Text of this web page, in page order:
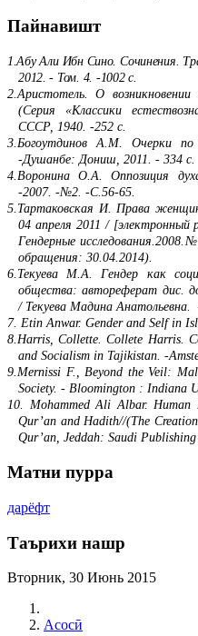
Пайнавишт
1.Абу Али Ибн Сино. Сочинения.
2012. - Том. 4. -1002 с.
2.Аристотель. О
(Серия «Классики
СССР, 1940. -252 с.
3.Богоутдинов А.М. Очерки по
-Душанбе: Дониш, 2011. - 334 с.
4.Воронина О.А. Оппозиция
-2007. -№2. -С.56-65.
5. Тартаковская И. Права
04 апреля 2011 / [электронный
Гендерные
обращения: 30.04.2014).
6. Текуева М.А. Гендер как
общества: автореферат дис.
/ Текуева Мадина
7. Etin Anwar. Gender and Self in
8.Harris, Collette. Collete Harris.
and Socialism in Tajikistan. -
9.Mernissi F., Beyond the Veil:
Society. - Bloomington : Indiana
10. Mohammed Ali Albar. Human
Qur’an and Hadith//(The
Qur’an, Jeddah: Saudi
Матни пурра
дарёфт
Таърихи нашр
Вторник, 30 Июнь 2015
Асосӣ